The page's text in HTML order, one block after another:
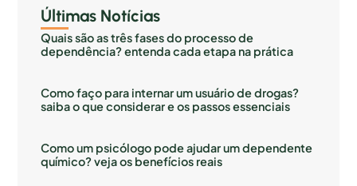
Últimas Notícias
Quais são as três fases do processo de
dependência? entenda cada etapa na prática
Como faço para internar um usuário de drogas?
saiba o que considerar e os passos essenciais
Como um psicólogo pode ajudar um dependente
químico? veja os benefícios reais